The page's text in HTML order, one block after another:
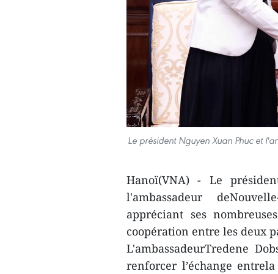
Le président Nguyen Xuan Phuc et
Hanoï(VNA) - Le
l'ambassadeur
appréciant ses
coopération entre les deux
L'ambassadeurTredene
renforcer l’échange